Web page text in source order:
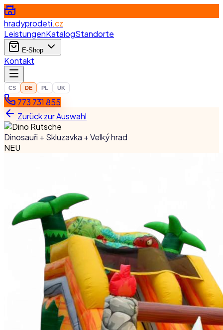
hradyprodeti.cz
LeistungenKatalogStandorte
E-Shop
Kontakt
CS DE PL UK
773 731 855
Zurück zur Auswahl
Dinosauři + Skluzavka + Velký hrad
NEU